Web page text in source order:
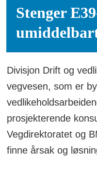
Stenger
Divisjon Drift og
vegvesen, som er
prosjekterende
Vegdirektoratet og
finne årsak og